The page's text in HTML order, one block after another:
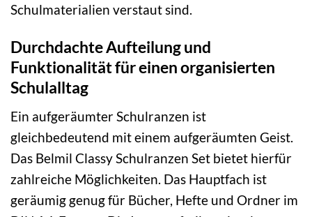
Schulmaterialien verstaut sind.
Durchdachte Aufteilung und
Funktionalität für einen organisierten
Schulalltag
Ein aufgeräumter Schulranzen ist
gleichbedeutend mit einem aufgeräumten Geist.
Das Belmil Classy Schulranzen Set bietet hierfür
zahlreiche Möglichkeiten. Das Hauptfach ist
geräumig genug für Bücher, Hefte und Ordner im